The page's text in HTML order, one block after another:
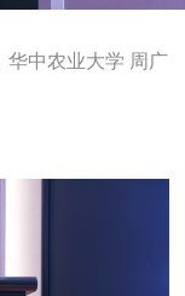
华中农业大学 周广